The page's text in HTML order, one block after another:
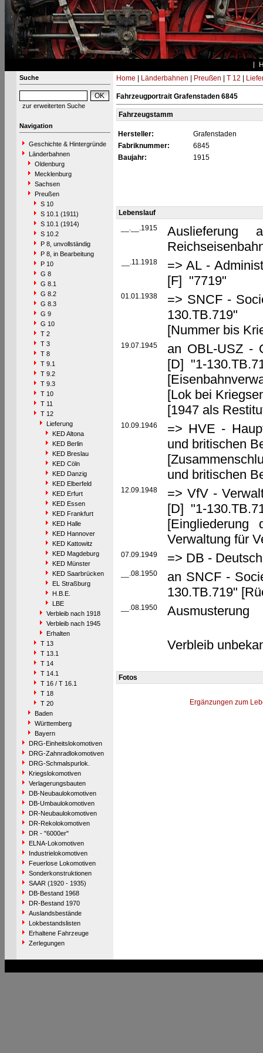
Suche
zur erweiterten Suche
Navigation
Geschichte & Hintergründe
Länderbahnen
Oldenburg
Mecklenburg
Sachsen
Preußen
S 10
S 10.1 (1911)
S 10.1 (1914)
S 10.2
P 8, unvollständig
P 8, in Bearbeitung
P 10
G 8
G 8.1
G 8.2
G 8.3
G 9
G 10
T 2
T 3
T 8
T 9.1
T 9.2
T 9.3
T 10
T 11
T 12
Lieferung
KED Altona
KED Berlin
KED Breslau
KED Cöln
KED Danzig
KED Elberfeld
KED Erfurt
KED Essen
KED Frankfurt
KED Halle
KED Hannover
KED Kattowitz
KED Magdeburg
KED Münster
KED Saarbrücken
EL Straßburg
H.B.E.
LBE
Verbleib nach 1918
Verbleib nach 1945
Erhalten
T 13
T 13.1
T 14
T 14.1
T 16 / T 16.1
T 18
T 20
Baden
Württemberg
Bayern
DRG-Einheitslokomotiven
DRG-Zahnradlokomotiven
DRG-Schmalspurlok.
Kriegslokomotiven
Verlagerungsbauten
DB-Neubaulokomotiven
DB-Umbaulokomotiven
DR-Neubaulokomotiven
DR-Rekolokomotiven
DR - "6000er"
ELNA-Lokomotiven
Industrielokomotiven
Feuerlose Lokomotiven
Sonderkonstruktionen
SAAR (1920 - 1935)
DB-Bestand 1968
DR-Bestand 1970
Auslandsbestände
Lokbestandslisten
Erhaltene Fahrzeuge
Zerlegungen
Home Länderbahnen Preußen T 12
Fahrzeugportrait Grafenstaden 6845
Fahrzeugstamm
Hersteller:
Grafenstaden
Fabriknummer:
6845
Baujahr:
1915
Lebenslauf
__.__.1915
__.11.1918
=> AL -
[F] "7719"
01.01.1938
=> SNCF -
130.TB.719"
[Nummer bis
19.07.1945
an OBL-USZ -
[D] "1-
[Lok bei
[1947 als
10.09.1946
=> HVE -
und britischen
und britischen
12.09.1948
=> VfV -
[D] "1-
Verwaltung für
07.09.1949 => DB -
__.08.1950
an SNCF -
130.TB.719"
__.08.1950 Ausmusterung
Verbleib
Fotos
Ergänzungen zum